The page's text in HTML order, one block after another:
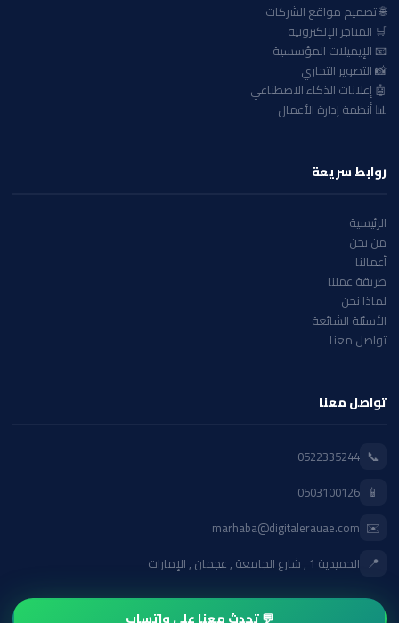
🌐 تصميم مواقع الشركات
🛒 المتاجر الإلكترونية
📧 الإيميلات المؤسسية
📸 التصوير التجاري
🤖 إعلانات الذكاء الاصطناعي
📊 أنظمة إدارة الأعمال
روابط سريعة
الرئيسية
من نحن
أعمالنا
طريقة عملنا
لماذا نحن
الأسئلة الشائعة
تواصل معنا
تواصل معنا
📞
0522335244
📱
0503100126
✉️
marhaba@digitalerauae.com
📍 الحميدية 1 , شارع الجامعة , عجمان , الإمارات